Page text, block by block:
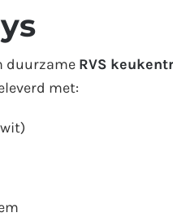
duurzame RVS
met: